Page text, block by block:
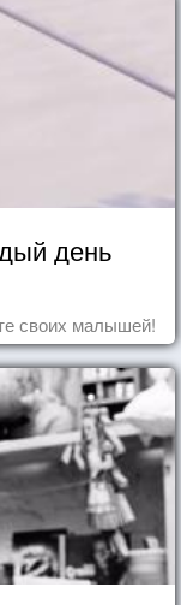
день
своих малышей!